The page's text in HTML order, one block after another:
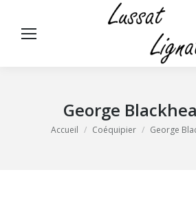
George
Vous êtes ici :
Accueil Coéquipier George
Panneau de gestion des cookies